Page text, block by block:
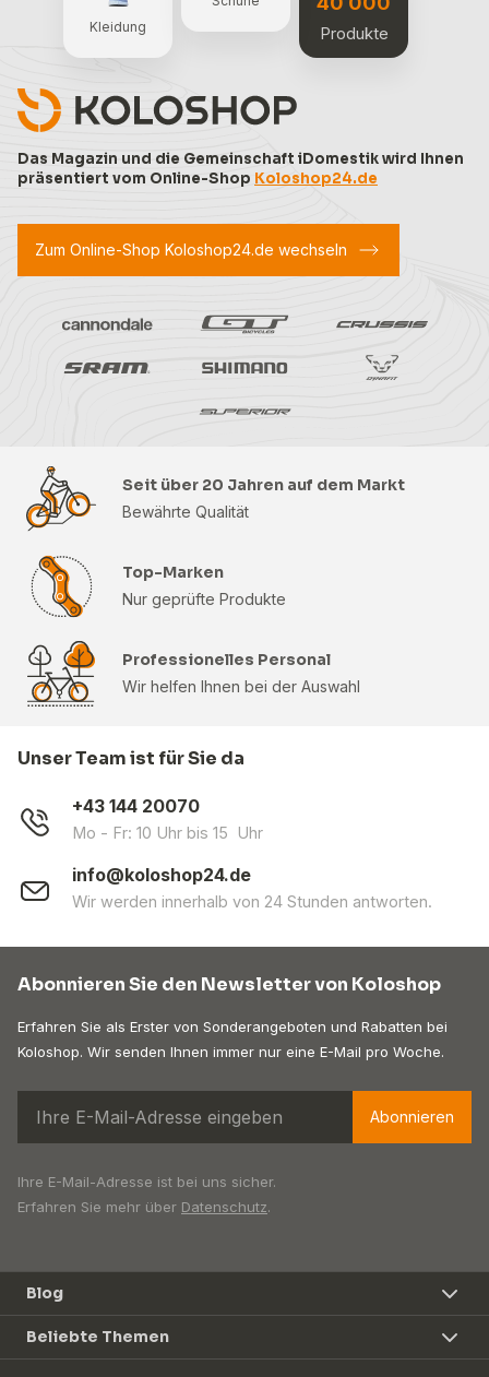
Das Magazin und die Gemeinschaft iDomestik wird Ihnen
präsentiert vom Online-Shop Koloshop24.de
Kleidung Produkte
Zum Online-Shop Koloshop24.de wechseln
Seit über 20 Jahren auf dem Markt
Bewährte Qualität
Top-Marken
Nur geprüfte Produkte
Professionelles Personal
Wir helfen Ihnen bei der Auswahl
Unser Team ist für Sie da
+43 144 20070
Mo - Fr: 10 Uhr bis 15 Uhr
info@koloshop24.de
Wir werden innerhalb von 24 Stunden antworten.
Abonnieren Sie den Newsletter von Koloshop
Erfahren Sie als Erster von Sonderangeboten und Rabatten bei
Koloshop. Wir senden Ihnen immer nur eine E-Mail pro Woche.
Abonnieren
Ihre E-Mail-Adresse ist bei uns sicher.
Erfahren Sie mehr über Datenschutz.
Blog
Beliebte Themen